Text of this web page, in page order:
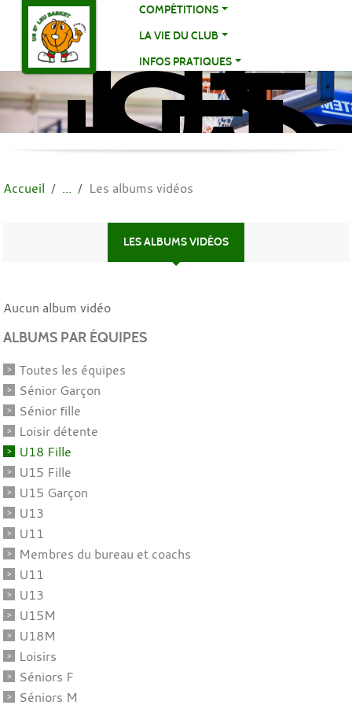
COMPÉTITIONS
LA VIE DU CLUB
INFOS PRATIQUES
US
ST
Accueil Les albums vidéos
LES ALBUMS VIDÉOS
Aucun album vidéo
ALBUMS PAR ÉQUIPES
Toutes les équipes
Sénior Garçon
Sénior fille
Loisir détente
U18 Fille
U15 Fille
U15 Garçon
U13
U11
Membres du bureau et coachs
U11
U13
U15M
U18M
Loisirs
Séniors F
Séniors M
Panneau de gestion des cookies